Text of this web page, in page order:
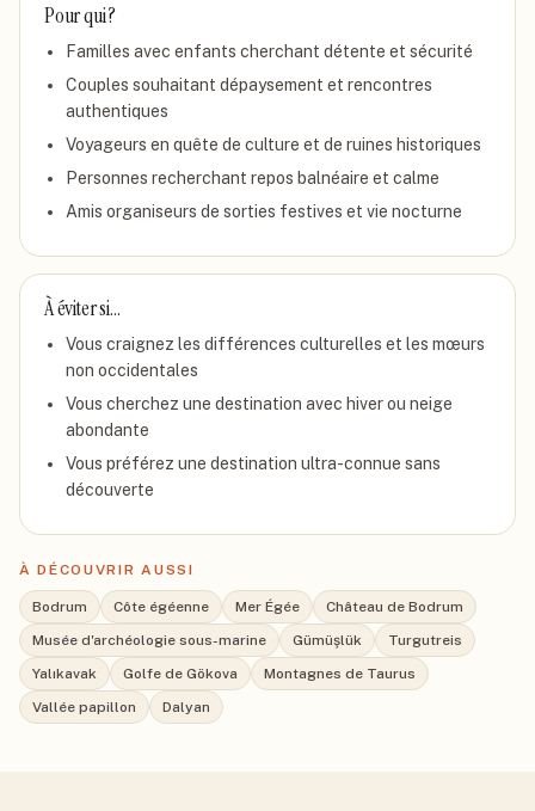
Pour qui ?
Familles avec enfants cherchant détente et sécurité
Couples souhaitant dépaysement et rencontres
authentiques
Voyageurs en quête de culture et de ruines historiques
Personnes recherchant repos balnéaire et calme
Amis organiseurs de sorties festives et vie nocturne
À éviter si…
Vous craignez les différences culturelles et les mœurs
non occidentales
Vous cherchez une destination avec hiver ou neige
abondante
Vous préférez une destination ultra-connue sans
découverte
À DÉCOUVRIR AUSSI
Bodrum Côte égéenne Mer Égée
Château de Bodrum
Musée d'archéologie sous-marine
Gümüşlük
Turgutreis
Yalıkavak
Golfe de Gökova
Montagnes de Taurus
Vallée papillon
Dalyan